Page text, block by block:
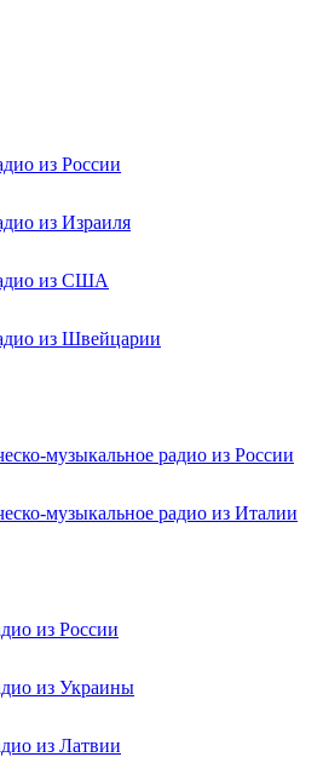
из России
из Израиля
из США
из Швейцарии
музыкальное радио из России
музыкальное радио из Италии
из России
из Украины
из Латвии